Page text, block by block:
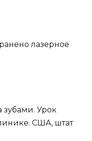
лазерное
зубами. Урок
США, штат